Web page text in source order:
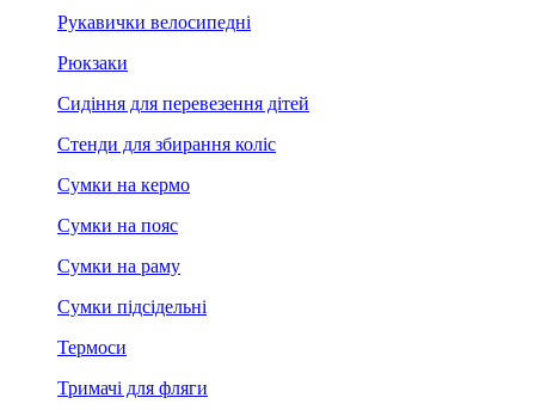
Рукавички велосипедні
Рюкзаки
Сидіння для перевезення дітей
Стенди для збирання коліс
Сумки на кермо
Сумки на пояс
Сумки на раму
Сумки підсідельні
Термоси
Тримачі для фляги